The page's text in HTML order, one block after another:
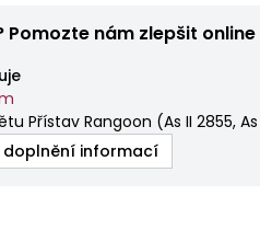
Pomozte nám zlepšit
Přístav Rangoon (As II 2855,
doplnění informací